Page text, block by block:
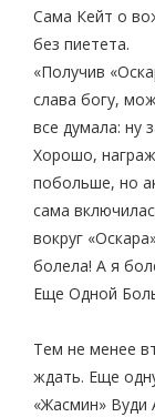
Сама Кейт о
без пиетета.
«Получив
слава богу,
все думала: ну
Хорошо,
побольше, но
сама
вокруг
болела! А я
Еще Одной
Тем не менее
ждать. Еще
«Жасмин» Вуди